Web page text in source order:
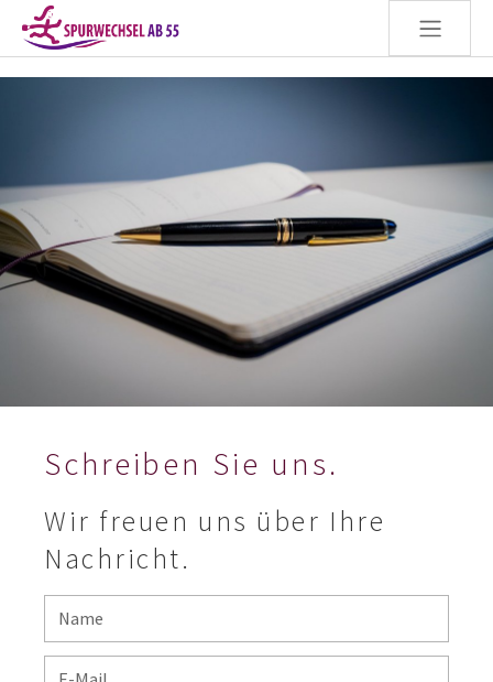
Zum Hauptinhalt springen
Schreiben Sie uns.
Wir freuen uns über Ihre
Nachricht.